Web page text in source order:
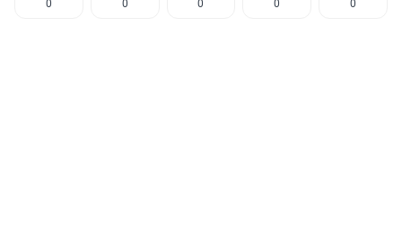
0 0 0 0 0